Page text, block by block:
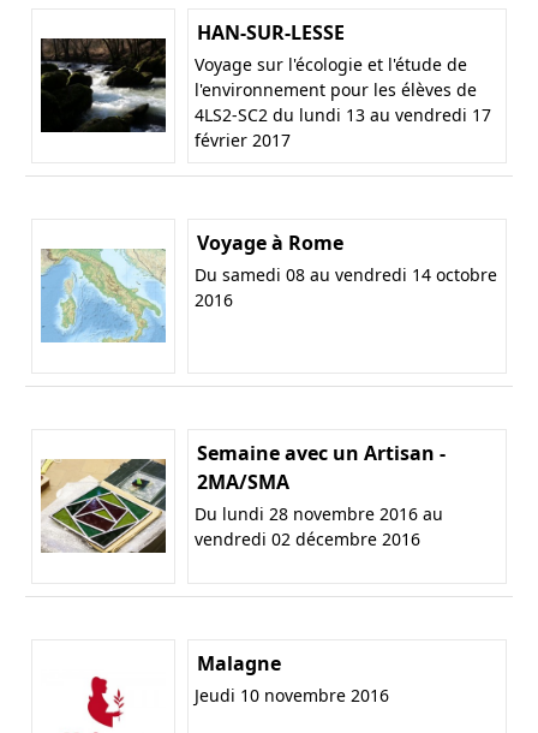
HAN-SUR-LESSE
Voyage sur l'écologie et l'étude de
l'environnement pour les élèves de
4LS2-SC2 du lundi 13 au vendredi 17
février 2017
Voyage à Rome
Du samedi 08 au vendredi 14 octobre
2016
Semaine avec un Artisan -
2MA/SMA
Du lundi 28 novembre 2016 au
vendredi 02 décembre 2016
Malagne
Jeudi 10 novembre 2016